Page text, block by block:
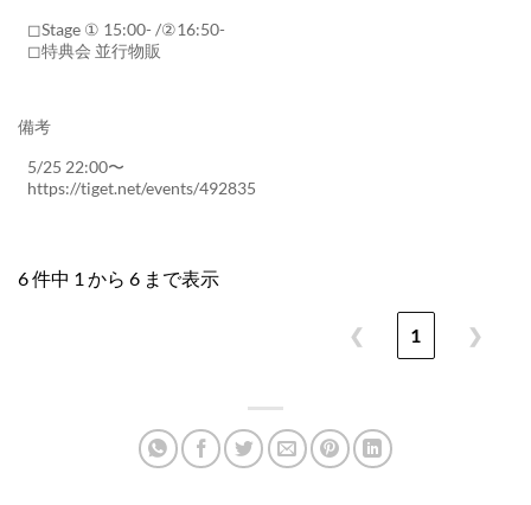
◻︎Stage ① 15:00- /②16:50-
◻︎特典会 並行物販
備考
5/25 22:00〜
https://tiget.net/events/492835
6 件中 1 から 6 まで表示
❮ 1 ❯